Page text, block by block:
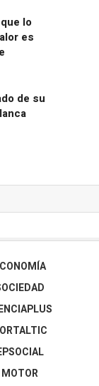
lo
es
de su
MOTOR